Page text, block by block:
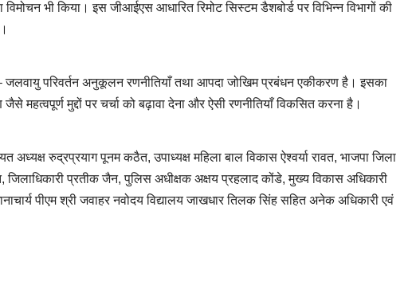
भी किया। इस जीआईएस आधारित रिमोट सिस्टम डैशबोर्ड पर विभिन्न विभागों की
– जलवायु परिवर्तन अनुकूलन रणनीतियाँ तथा आपदा जोखिम प्रबंधन एकीकरण है। इसका
महत्वपूर्ण मुद्दों पर चर्चा को बढ़ावा देना और ऐसी रणनीतियाँ विकसित करना है।
अध्यक्ष रुद्रप्रयाग पूनम कठैत, उपाध्यक्ष महिला बाल विकास ऐश्वर्या रावत, भाजपा जिला
जिलाधिकारी प्रतीक जैन, पुलिस अधीक्षक अक्षय प्रहलाद कोंडे, मुख्य विकास अधिकारी
पीएम श्री जवाहर नवोदय विद्यालय जाखधार तिलक सिंह सहित अनेक अधिकारी एवं